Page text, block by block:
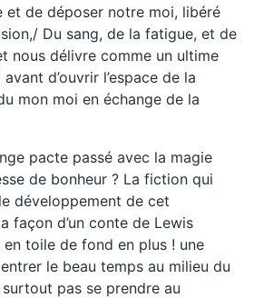
et de déposer notre moi, libéré
Du sang, de la fatigue, et de
nous délivre comme un ultime
d’ouvrir l’espace de la
mon moi en échange de la
pacte passé avec la magie
de bonheur ? La fiction qui
développement de cet
façon d’un conte de Lewis
toile de fond en plus ! une
le beau temps au milieu du
pas se prendre au